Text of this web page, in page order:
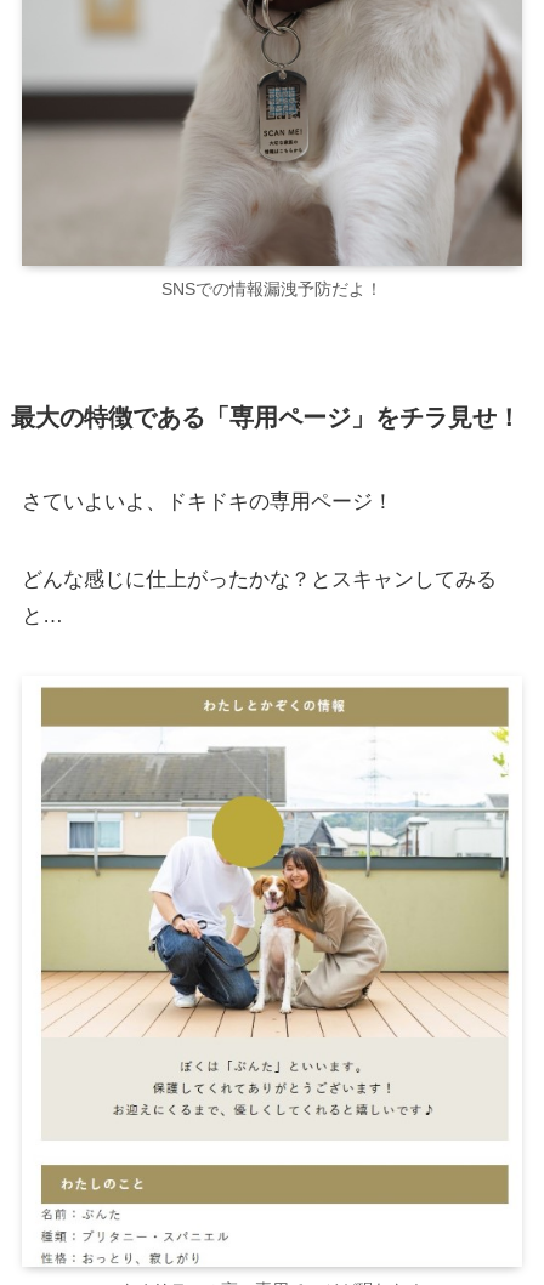
SNSでの情報漏洩予防だよ！
最大の特徴である「専用ページ」をチラ見せ！
さていよいよ、ドキドキの専用ページ！
どんな感じに仕上がったかな？とスキャンしてみる
と…